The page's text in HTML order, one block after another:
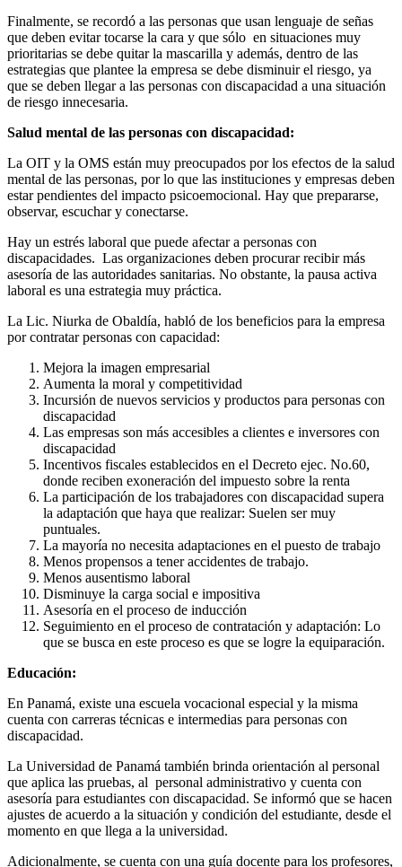
Finalmente, se recordó a las personas que usan lenguaje de señas
que deben evitar tocarse la cara y que sólo en situaciones muy
prioritarias se debe quitar la mascarilla y además, dentro de las
estrategias que plantee la empresa se debe disminuir el riesgo, ya
que se deben llegar a las personas con discapacidad a una situación
de riesgo innecesaria.
Salud mental de las personas con discapacidad:
La OIT y la OMS están muy preocupados por los efectos de la salud
mental de las personas, por lo que las instituciones y empresas deben
estar pendientes del impacto psicoemocional. Hay que prepararse,
observar, escuchar y conectarse.
Hay un estrés laboral que puede afectar a personas con
discapacidades. Las organizaciones deben procurar recibir más
asesoría de las autoridades sanitarias. No obstante, la pausa activa
laboral es una estrategia muy práctica.
La Lic. Niurka de Obaldía, habló de los beneficios para la empresa
por contratar personas con capacidad:
Mejora la imagen empresarial
Aumenta la moral y competitividad
Incursión de nuevos servicios y productos para personas con
discapacidad
Las empresas son más accesibles a clientes e inversores con
discapacidad
Incentivos fiscales establecidos en el Decreto ejec. No.60,
donde reciben exoneración del impuesto sobre la renta
La participación de los trabajadores con discapacidad supera
la adaptación que haya que realizar: Suelen ser muy
puntuales.
La mayoría no necesita adaptaciones en el puesto de trabajo
Menos propensos a tener accidentes de trabajo.
Menos ausentismo laboral
Disminuye la carga social e impositiva
Asesoría en el proceso de inducción
Seguimiento en el proceso de contratación y adaptación: Lo
que se busca en este proceso es que se logre la equiparación.
Educación:
En Panamá, existe una escuela vocacional especial y la misma
cuenta con carreras técnicas e intermedias para personas con
discapacidad.
La Universidad de Panamá también brinda orientación al personal
que aplica las pruebas, al personal administrativo y cuenta con
asesoría para estudiantes con discapacidad. Se informó que se hacen
ajustes de acuerdo a la situación y condición del estudiante, desde el
momento en que llega a la universidad.
Adicionalmente, se cuenta con una guía docente para los profesores,